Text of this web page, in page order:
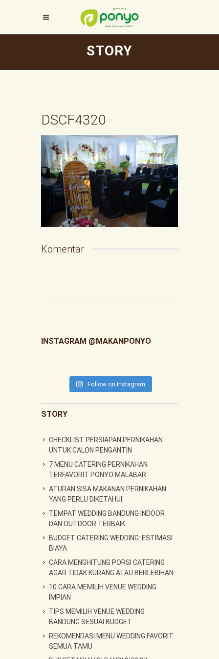
STORY
DSCF4320
Komentar
INSTAGRAM @MAKANPONYO
Follow on Instagram
STORY
CHECKLIST PERSIAPAN PERNIKAHAN
UNTUK CALON PENGANTIN
7 MENU CATERING PERNIKAHAN
TERFAVORIT PONYO MALABAR
ATURAN SISA MAKANAN PERNIKAHAN
YANG PERLU DIKETAHUI
TEMPAT WEDDING BANDUNG INDOOR
DAN OUTDOOR TERBAIK
BUDGET CATERING WEDDING: ESTIMASI
BIAYA
CARA MENGHITUNG PORSI CATERING
AGAR TIDAK KURANG ATAU BERLEBIHAN
10 CARA MEMILIH VENUE WEDDING
IMPIAN
TIPS MEMILIH VENUE WEDDING
BANDUNG SESUAI BUDGET
REKOMENDASI MENU WEDDING FAVORIT
SEMUA TAMU